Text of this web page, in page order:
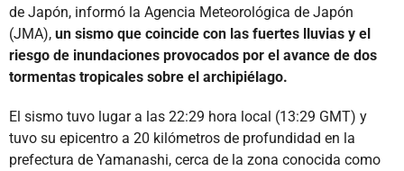
de Japón, informó la Agencia Meteorológica de Japón
(JMA), un sismo que coincide con las fuertes lluvias y el
riesgo de inundaciones provocados por el avance de dos
tormentas tropicales sobre el archipiélago.
El sismo tuvo lugar a las 22:29 hora local (13:29 GMT) y
tuvo su epicentro a 20 kilómetros de profundidad en la
prefectura de Yamanashi, cerca de la zona conocida como